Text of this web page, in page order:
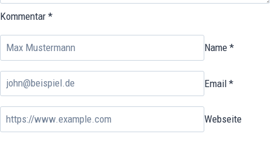
Kommentar *
Name *
Email *
Webseite